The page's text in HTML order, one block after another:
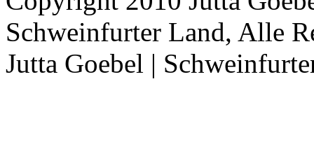
Schweinfurter Land, Alle
Jutta Goebel |